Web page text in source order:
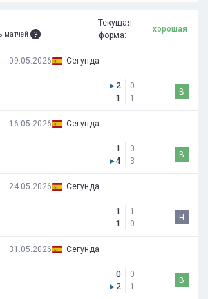
матчей
Текущая
форма:
хорошая
09.05.2026 Сегунда
▸ 2
1
0
1
В
16.05.2026 Сегунда
1
▸4
0
3
В
24.05.2026 Сегунда
1
1
1
0
Н
31.05.2026 Сегунда
0
▸ 2
0
1
В